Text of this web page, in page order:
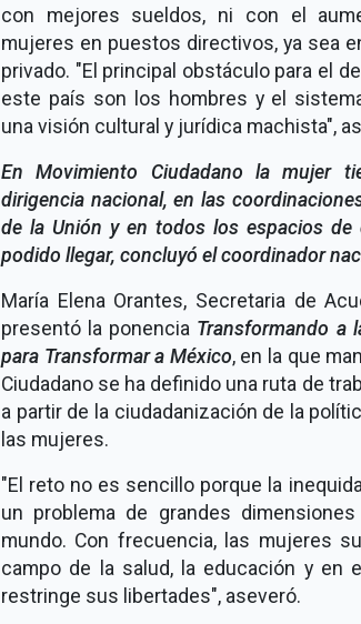
con mejores sueldos, ni con el
mujeres en puestos directivos, ya sea
privado. "El principal obstáculo para el
este país son los hombres y el
una visión cultural y jurídica machista",
En Movimiento Ciudadano la mujer
dirigencia nacional, en las
de la Unión y en todos los espacios
podido llegar, concluyó el coordinador
María Elena Orantes, Secretaria de
presentó la ponencia Transformando a
para Transformar a México, en la que
Ciudadano se ha definido una ruta de
a partir de la ciudadanización de la
las mujeres.
"El reto no es sencillo porque la
un problema de grandes
mundo. Con frecuencia, las mujeres
campo de la salud, la educación y en
restringe sus libertades", aseveró.